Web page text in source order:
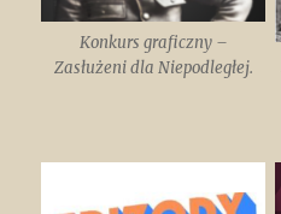
Konkurs graficzny –
Zasłużeni dla Niepodległej.